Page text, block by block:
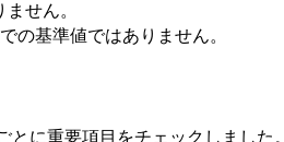
せん。
の基準値ではありません。
に重要項目をチェックしました。